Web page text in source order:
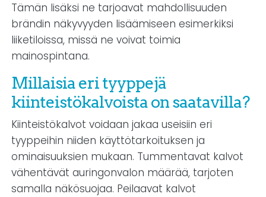
Tämän lisäksi ne tarjoavat mahdollisuuden
brändin näkyvyyden lisäämiseen esimerkiksi
liiketiloissa, missä ne voivat toimia
mainospintana.
Millaisia eri tyyppejä
kiinteistökalvoista on saatavilla?
Kiinteistökalvot voidaan jakaa useisiin eri
tyyppeihin niiden käyttötarkoituksen ja
ominaisuuksien mukaan. Tummentavat kalvot
vähentävät auringonvalon määrää, tarjoten
samalla näkösuojaa. Peilaavat kalvot